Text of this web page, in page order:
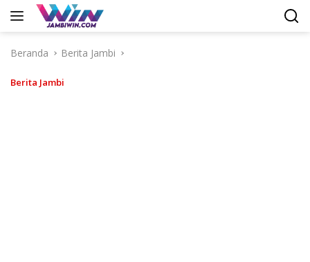
Langsung
Beranda
Berita Jambi
Berita Jambi